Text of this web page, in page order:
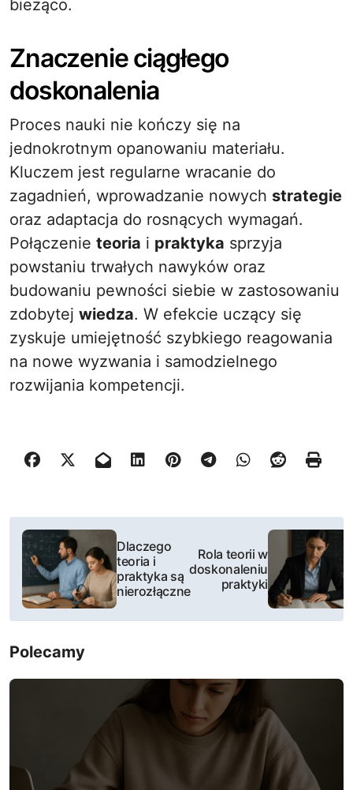
bieżąco.
Znaczenie ciągłego
doskonalenia
Proces nauki nie kończy się na
jednokrotnym opanowaniu materiału.
Kluczem jest regularne wracanie do
zagadnień, wprowadzanie nowych strategie
oraz adaptacja do rosnących wymagań.
Połączenie teoria i praktyka sprzyja
powstaniu trwałych nawyków oraz
budowaniu pewności siebie w zastosowaniu
zdobytej wiedza. W efekcie uczący się
zyskuje umiejętność szybkiego reagowania
na nowe wyzwania i samodzielnego
rozwijania kompetencji.
N
w
i
g
a
Dlaczego
teoria i
praktyka są
nierozłączne
Rola teorii w
doskonaleniu
praktyki
Polecamy